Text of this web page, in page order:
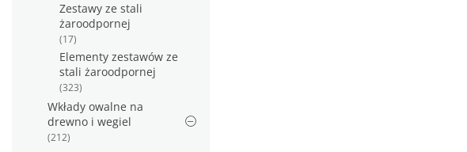
Zestawy ze stali
żaroodpornej
(17)
Elementy zestawów ze
stali żaroodpornej
(323)
Wkłady owalne na
drewno i wegiel
(212)